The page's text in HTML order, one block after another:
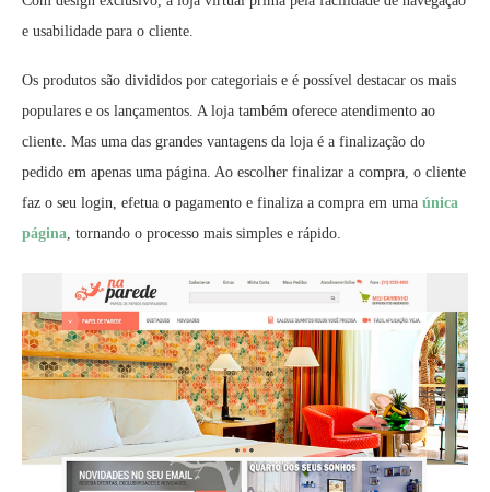
e usabilidade para o cliente.
Os produtos são divididos por categoriais e é possível destacar os mais
populares e os lançamentos. A loja também oferece atendimento ao
cliente. Mas uma das grandes vantagens da loja é a finalização do
pedido em apenas uma página. Ao escolher finalizar a compra, o cliente
faz o seu login, efetua o pagamento e finaliza a compra em uma única
página , tornando o processo mais simples e rápido.